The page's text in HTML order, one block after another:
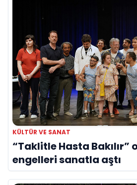
KÜLTÜR VE SANAT
“Taklitle Hasta Bakılır”
engelleri sanatla aştı